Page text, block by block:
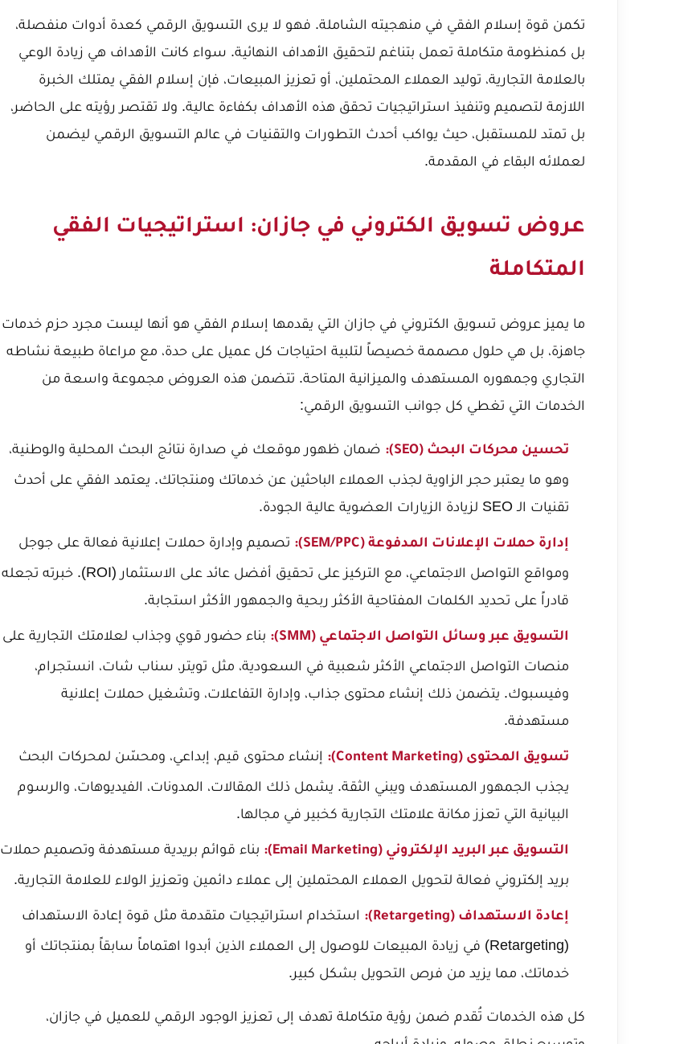
تكمن قوة إسلام الفقي في منهجيته الشاملة. فهو لا يرى التسويق الرقمي كعدة أدوات منفصلة،
بل كمنظومة متكاملة تعمل بتناغم لتحقيق الأهداف النهائية. سواء كانت الأهداف هي زيادة الوعي
بالعلامة التجارية، توليد العملاء المحتملين، أو تعزيز المبيعات، فإن إسلام الفقي يمتلك الخبرة
اللازمة لتصميم وتنفيذ استراتيجيات تحقق هذه الأهداف بكفاءة عالية. ولا تقتصر رؤيته على الحاضر،
بل تمتد للمستقبل، حيث يواكب أحدث التطورات والتقنيات في عالم التسويق الرقمي ليضمن
لعملائه البقاء في المقدمة.
عروض تسويق الكتروني في جازان: استراتيجيات الفقي
المتكاملة
ما يميز عروض تسويق الكتروني في جازان التي يقدمها إسلام الفقي هو أنها ليست مجرد حزم خدمات
جاهزة، بل هي حلول مصممة خصيصاً لتلبية احتياجات كل عميل على حدة، مع مراعاة طبيعة نشاطه
التجاري وجمهوره المستهدف والميزانية المتاحة. تتضمن هذه العروض مجموعة واسعة من
الخدمات التي تغطي كل جوانب التسويق الرقمي:
تحسين محركات البحث (SEO):
ضمان ظهور موقعك في صدارة نتائج البحث المحلية والوطنية،
وهو ما يعتبر حجر الزاوية لجذب العملاء الباحثين عن خدماتك ومنتجاتك. يعتمد الفقي على أحدث
تقنيات الـ SEO لزيادة الزيارات العضوية عالية الجودة.
إدارة حملات الإعلانات المدفوعة (SEM/PPC):
تصميم وإدارة حملات إعلانية فعالة على جوجل
ومواقع التواصل الاجتماعي، مع التركيز على تحقيق أفضل عائد على الاستثمار (ROI). خبرته تجعله
قادراً على تحديد الكلمات المفتاحية الأكثر ربحية والجمهور الأكثر استجابة.
التسويق عبر وسائل التواصل الاجتماعي (SMM):
بناء حضور قوي وجذاب لعلامتك التجارية على
منصات التواصل الاجتماعي الأكثر شعبية في السعودية، مثل تويتر، سناب شات، انستجرام،
وفيسبوك. يتضمن ذلك إنشاء محتوى جذاب، وإدارة التفاعلات، وتشغيل حملات إعلانية
مستهدفة.
تسويق المحتوى (Content Marketing):
إنشاء محتوى قيم، إبداعي، ومحسّن لمحركات البحث
يجذب الجمهور المستهدف ويبني الثقة. يشمل ذلك المقالات، المدونات، الفيديوهات، والرسوم
البيانية التي تعزز مكانة علامتك التجارية كخبير في مجالها.
التسويق عبر البريد الإلكتروني (Email Marketing):
بناء قوائم بريدية مستهدفة وتصميم حملات
بريد إلكتروني فعالة لتحويل العملاء المحتملين إلى عملاء دائمين وتعزيز الولاء للعلامة التجارية.
إعادة الاستهداف (Retargeting): استخدام استراتيجيات متقدمة مثل قوة إعادة الاستهداف
(Retargeting) في زيادة المبيعات
للوصول إلى العملاء الذين أبدوا اهتماماً سابقاً بمنتجاتك أو
خدماتك، مما يزيد من فرص التحويل بشكل كبير.
كل هذه الخدمات تُقدم ضمن رؤية متكاملة تهدف إلى تعزيز الوجود الرقمي للعميل في جازان،